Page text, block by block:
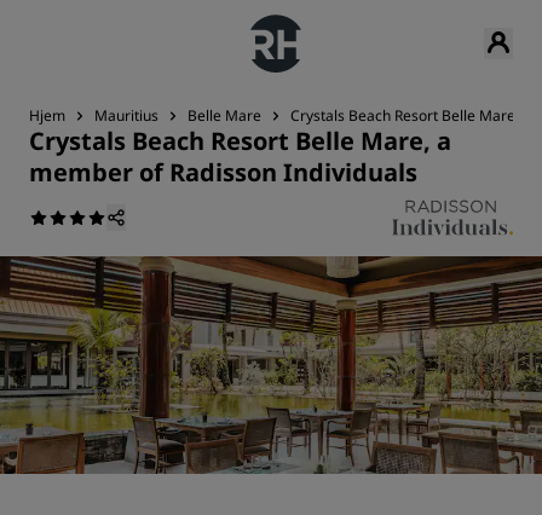
Hjem Mauritius Belle Mare Crystals Beach Resort Belle Mare, a
Crystals Beach Resort Belle Mare, a
member of Radisson Individuals